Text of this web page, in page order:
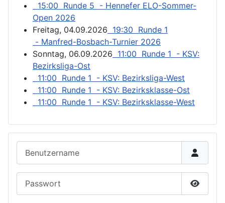
15:00 Runde 5 - Hennefer ELO-Sommer-
Open 2026
Freitag, 04.09.2026 19:30 Runde 1
- Manfred-Bosbach-Turnier 2026
Sonntag, 06.09.2026 11:00 Runde 1 - KSV:
Bezirksliga-Ost
11:00 Runde 1 - KSV: Bezirksliga-West
11:00 Runde 1 - KSV: Bezirksklasse-Ost
11:00 Runde 1 - KSV: Bezirksklasse-West